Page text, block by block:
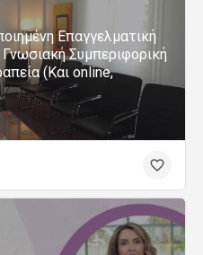
Επαγγελματική
Συμπεριφορική
(Και online,